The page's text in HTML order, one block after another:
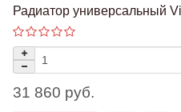
Радиатор универсальный
31 860 руб.